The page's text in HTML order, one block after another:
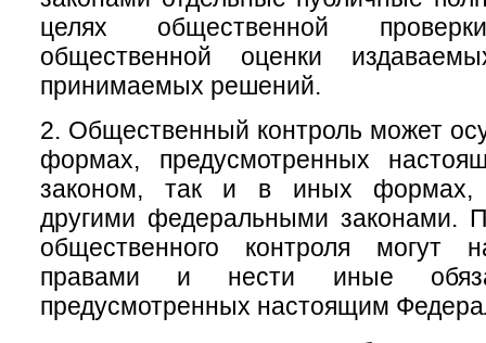
целях общественной
общественной оценки
принимаемых решений.
2. Общественный контроль может
формах, предусмотренных
законом, так и в иных формах,
другими федеральными законами.
общественного контроля могут
правами и нести иные
предусмотренных настоящим